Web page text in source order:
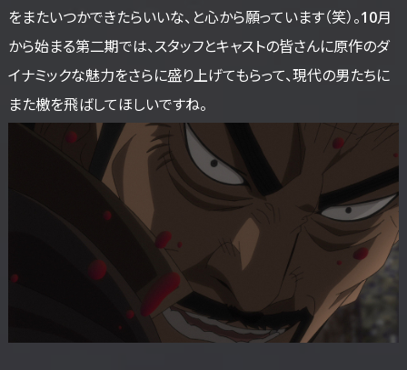
をまたいつかできたらいいな、と心から願っています（笑）。10月
から始まる第二期では、スタッフとキャストの皆さんに原作のダ
イナミックな魅力をさらに盛り上げてもらって、現代の男たちに
また檄を飛ばしてほしいですね。